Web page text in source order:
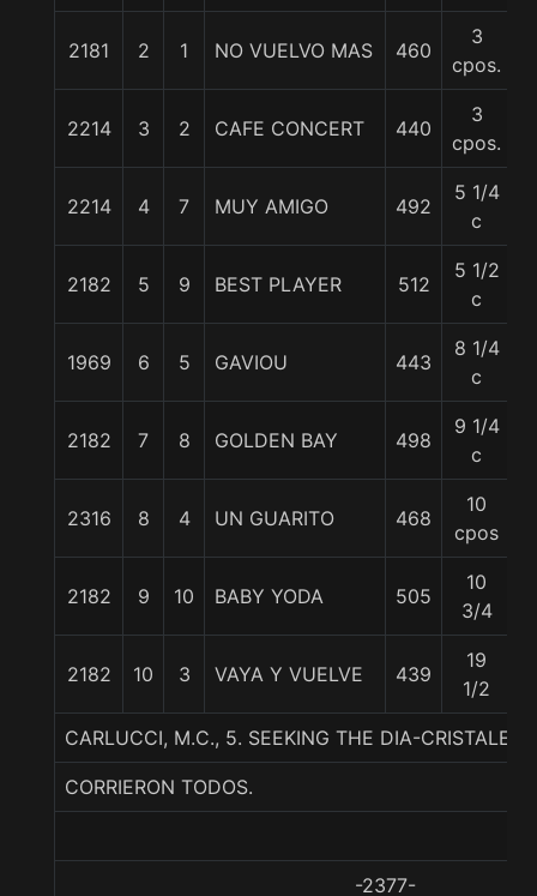
2181 2 1 NO VUELVO MAS 460
3
cpos.
2214 3 2 CAFE CONCERT 440
3
cpos.
2214 4 7 MUY AMIGO 492
5 1/4
c
2182 5 9 BEST PLAYER 512
5 1/2
c
1969 6 5 GAVIOU 443
8 1/4
c
2182 7 8 GOLDEN BAY 498
9 1/4
c
2316 8 4 UN GUARITO 468
10
cpos
2182 9 10 BABY YODA 505
10
3/4
2182 10 3 VAYA Y VUELVE 439
19
1/2
CARLUCCI, M.C., 5. SEEKING THE DIA-
CORRIERON TODOS.
-2377-